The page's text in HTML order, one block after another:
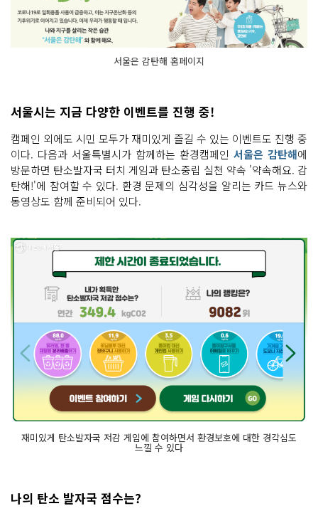
서울은 감탄해 홈페이지
서울시는 지금 다양한 이벤트를 진행 중!
캠페인 외에도 시민 모두가 재미있게 즐길 수 있는 이벤트도 진행 중
이다. 다음과 서울특별시가 함께하는 환경캠페인 서울은 감탄해에
방문하면 탄소발자국 터치 게임과 탄소중립 실천 약속 '약속해요. 감
탄해!'에 참여할 수 있다. 환경 문제의 심각성을 알리는 카드 뉴스와
동영상도 함께 준비되어 있다.
재미있게 탄소발자국 저감 게임에 참여하면서 환경보호에 대한 경각심도
느낄 수 있다
나의 탄소 발자국 점수는?